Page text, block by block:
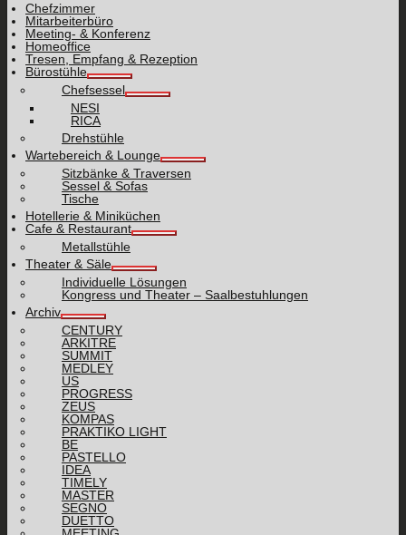
Chefzimmer
Mitarbeiterbüro
Meeting- & Konferenz
Homeoffice
Tresen, Empfang & Rezeption
Bürostühle
Chefsessel
NESI
RICA
Drehstühle
Wartebereich & Lounge
Sitzbänke & Traversen
Sessel & Sofas
Tische
Hotellerie & Miniküchen
Cafe & Restaurant
Metallstühle
Theater & Säle
Individuelle Lösungen
Kongress und Theater – Saalbestuhlungen
Archiv
CENTURY
ARKITRE
SUMMIT
MEDLEY
US
PROGRESS
ZEUS
KOMPAS
PRAKTIKO LIGHT
BE
PASTELLO
IDEA
TIMELY
MASTER
SEGNO
DUETTO